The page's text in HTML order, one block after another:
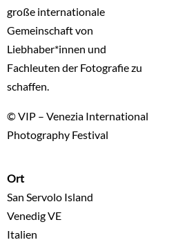
große internationale
Gemeinschaft von
Liebhaber*innen und
Fachleuten der Fotografie zu
schaffen.
© VIP – Venezia International
Photography Festival
Ort
San Servolo Island
VenedigVE
Italien